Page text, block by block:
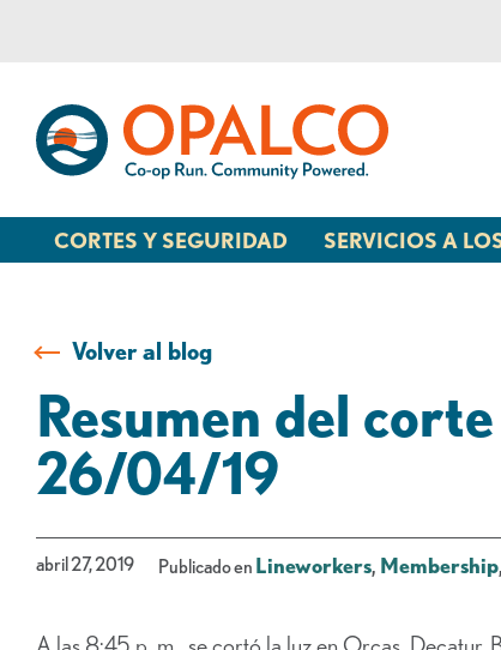
sesión
banca
CORTES Y SEGURIDAD SERVICIOS A
Volver al blog
Resumen del
26/04/19
abril 27, 2019 Publicado en Lineworkers, Membership,